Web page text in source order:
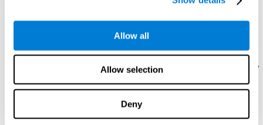
Allow all
Allow selection
Deny
العمل. إنّ تحسّن هذه المهارة المعرفية أساسيّ لإجراء مهام معرفية
صعبة، مثل فهم اللغة، والقراءة، والمهارات الحسابية، والتعلّم
في اللعبة العقلية "الفضاء الفائق" يجب أن نحقّق باستمرار
القطع بخطأ ستحذفنا اللعبة. للتقدّم علينا أن ندرك أخطاءنا ونكيّف
سلوكنا للظروف المتغيرة. بممارسة هذا التمرين ننشّط ونقوّي